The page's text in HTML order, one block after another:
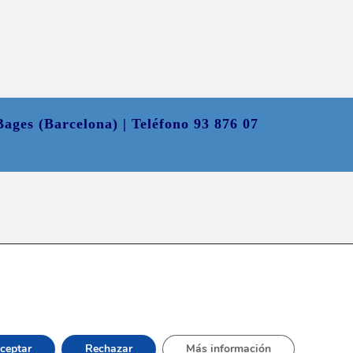
(Barcelona) | Teléfono 93 876 07
Rechazar Más información